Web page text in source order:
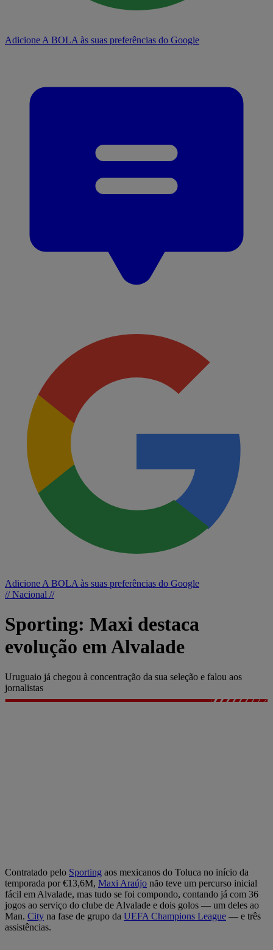
Adicione A BOLA às suas preferências do Google
Adicione A BOLA às suas preferências do Google
// Nacional //
Sporting: Maxi destaca
evolução em Alvalade
Uruguaio já chegou à concentração da sua seleção e falou aos
jornalistas
Contratado pelo Sporting aos mexicanos do Toluca no início da
temporada por €13,6M, Maxi Araújo não teve um percurso inicial
fácil em Alvalade, mas tudo se foi compondo, contando já com 36
jogos ao serviço do clube de Alvalade e dois golos — um deles ao
Man. City na fase de grupo da UEFA Champions League — e três
assistências.